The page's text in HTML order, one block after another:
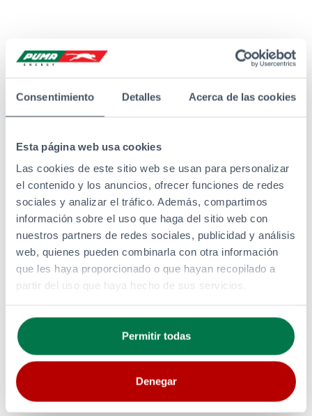
Consentimiento Detalles Acerca de las cookies
Esta página web usa cookies
Las cookies de este sitio web se usan para personalizar
el contenido y los anuncios, ofrecer funciones de redes
sociales y analizar el tráfico. Además, compartimos
información sobre el uso que haga del sitio web con
nuestros partners de redes sociales, publicidad y análisis
web, quienes pueden combinarla con otra información
que les haya proporcionado o que hayan recopilado a
partir del uso que haya hecho de sus servicios.
Permitir todas
Denegar
PRODUCTOS Y SERVICIOS
Estaciones de Servicio
Aviación
Asfalto
Nuevas Energías
Clientes Industriales
GLP
Lubricantes
CORPORATIVO
Inversores
Carreras
¿TIENES UNA PREGUNTA?